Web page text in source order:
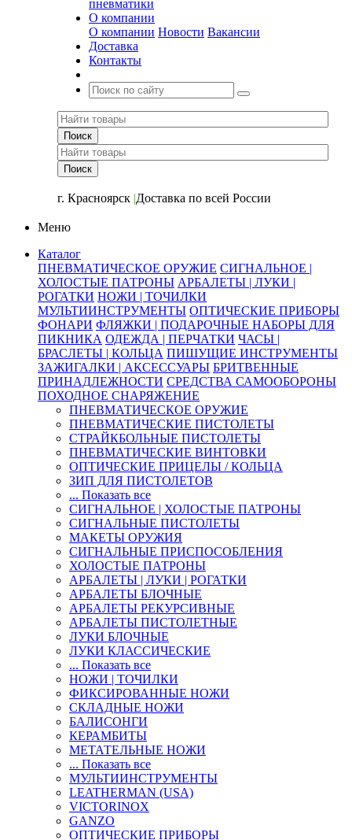
пневматики
О компании
О компании Новости Вакансии
Доставка
Контакты
г. Красноярск |Доставка по всей России
Меню
Каталог
ПНЕВМАТИЧЕСКОЕ ОРУЖИЕ СИГНАЛЬНОЕ |
ХОЛОСТЫЕ ПАТРОНЫ АРБАЛЕТЫ | ЛУКИ |
РОГАТКИ НОЖИ | ТОЧИЛКИ
МУЛЬТИИНСТРУМЕНТЫ ОПТИЧЕСКИЕ ПРИБОРЫ
ФОНАРИ ФЛЯЖКИ | ПОДАРОЧНЫЕ НАБОРЫ ДЛЯ
ПИКНИКА ОДЕЖДА | ПЕРЧАТКИ ЧАСЫ |
БРАСЛЕТЫ | КОЛЬЦА ПИШУЩИЕ ИНСТРУМЕНТЫ
ЗАЖИГАЛКИ | АКСЕССУАРЫ БРИТВЕННЫЕ
ПРИНАДЛЕЖНОСТИ СРЕДСТВА САМООБОРОНЫ
ПОХОДНОЕ СНАРЯЖЕНИЕ
ПНЕВМАТИЧЕСКОЕ ОРУЖИЕ
ПНЕВМАТИЧЕСКИЕ ПИСТОЛЕТЫ
СТРАЙКБОЛЬНЫЕ ПИСТОЛЕТЫ
ПНЕВМАТИЧЕСКИЕ ВИНТОВКИ
ОПТИЧЕСКИЕ ПРИЦЕЛЫ / КОЛЬЦА
ЗИП ДЛЯ ПИСТОЛЕТОВ
... Показать все
СИГНАЛЬНОЕ | ХОЛОСТЫЕ ПАТРОНЫ
СИГНАЛЬНЫЕ ПИСТОЛЕТЫ
МАКЕТЫ ОРУЖИЯ
СИГНАЛЬНЫЕ ПРИСПОСОБЛЕНИЯ
ХОЛОСТЫЕ ПАТРОНЫ
АРБАЛЕТЫ | ЛУКИ | РОГАТКИ
АРБАЛЕТЫ БЛОЧНЫЕ
АРБАЛЕТЫ РЕКУРСИВНЫЕ
АРБАЛЕТЫ ПИСТОЛЕТНЫЕ
ЛУКИ БЛОЧНЫЕ
ЛУКИ КЛАССИЧЕСКИЕ
... Показать все
НОЖИ | ТОЧИЛКИ
ФИКСИРОВАННЫЕ НОЖИ
СКЛАДНЫЕ НОЖИ
БАЛИСОНГИ
КЕРАМБИТЫ
МЕТАТЕЛЬНЫЕ НОЖИ
... Показать все
МУЛЬТИИНСТРУМЕНТЫ
LEATHERMAN (USA)
VICTORINOX
GANZO
ОПТИЧЕСКИЕ ПРИБОРЫ